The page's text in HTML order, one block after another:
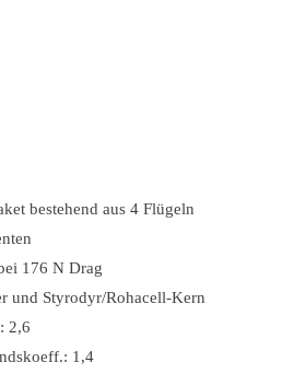
bestehend aus 4 Flügeln
176 N Drag
und Styrodyr/Rohacell-Kern
2,6
1,4